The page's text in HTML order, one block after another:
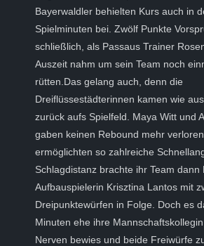
Bayerwaldler behielten Kurs auch in
Spielminuten bei. Zwölf Punkte
schließlich, als Passaus Trainer
Auszeit nahm um sein Team noch
rütten.Das gelang auch, denn die
Dreiflüssestädterinnen kamen wie
zurück aufs Spielfeld. Maya Witt und
gaben keinen Rebound mehr
ermöglichten so zahlreiche
Schlagdistanz brachte ihr Team dann
Aufbauspielerin Krisztina Lantos mit
Dreipunktewürfen in Folge. Doch es
Minuten ehe ihre
Nerven bewies und beide Freiwürfe